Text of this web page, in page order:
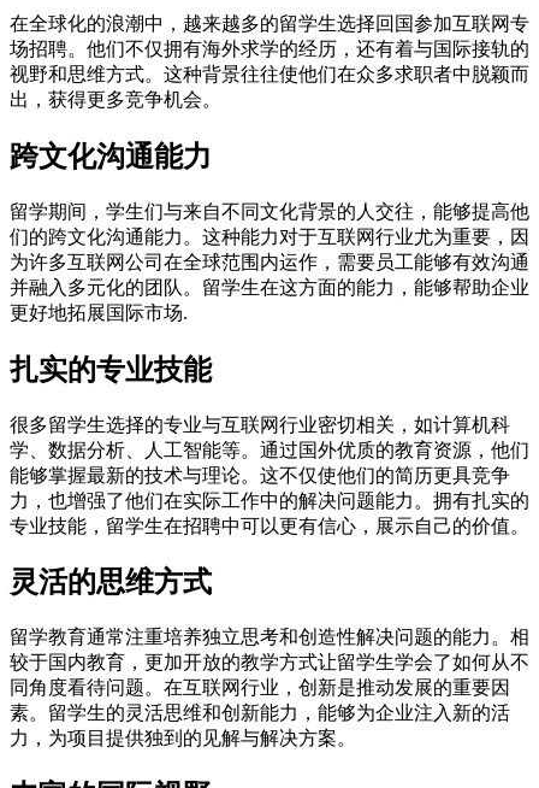
在全球化的浪潮中，越来越多的留学生选择回国参加互联网专
场招聘。他们不仅拥有海外求学的经历，还有着与国际接轨的
视野和思维方式。这种背景往往使他们在众多求职者中脱颖而
出，获得更多竞争机会。
跨文化沟通能力
留学期间，学生们与来自不同文化背景的人交往，能够提高他
们的跨文化沟通能力。这种能力对于互联网行业尤为重要，因
为许多互联网公司在全球范围内运作，需要员工能够有效沟通
并融入多元化的团队。留学生在这方面的能力，能够帮助企业
更好地拓展国际市场.
扎实的专业技能
很多留学生选择的专业与互联网行业密切相关，如计算机科
学、数据分析、人工智能等。通过国外优质的教育资源，他们
能够掌握最新的技术与理论。这不仅使他们的简历更具竞争
力，也增强了他们在实际工作中的解决问题能力。拥有扎实的
专业技能，留学生在招聘中可以更有信心，展示自己的价值。
灵活的思维方式
留学教育通常注重培养独立思考和创造性解决问题的能力。相
较于国内教育，更加开放的教学方式让留学生学会了如何从不
同角度看待问题。在互联网行业，创新是推动发展的重要因
素。留学生的灵活思维和创新能力，能够为企业注入新的活
力，为项目提供独到的见解与解决方案。